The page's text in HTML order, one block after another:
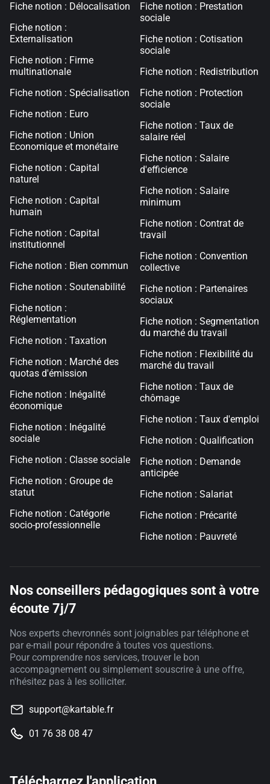
Fiche notion : Délocalisation
Fiche notion :
Externalisation
Fiche notion : Firme
multinationale
Fiche notion : Spécialisation
Fiche notion : Euro
Fiche notion : Union
Economique et monétaire
Fiche notion : Capital
naturel
Fiche notion : Capital
humain
Fiche notion : Capital
institutionnel
Fiche notion : Bien commun
Fiche notion : Soutenabilité
Fiche notion :
Réglementation
Fiche notion : Taxation
Fiche notion : Marché des
quotas d'émission
Fiche notion : Inégalité
économique
Fiche notion : Inégalité
sociale
Fiche notion : Classe sociale
Fiche notion : Groupe de
statut
Fiche notion : Catégorie
socio-professionnelle
Fiche notion : Prestation
sociale
Fiche notion : Cotisation
sociale
Fiche notion : Redistribution
Fiche notion : Protection
sociale
Fiche notion : Taux de
salaire réel
Fiche notion : Salaire
d'efficience
Fiche notion : Salaire
minimum
Fiche notion : Contrat de
travail
Fiche notion : Convention
collective
Fiche notion : Partenaires
sociaux
Fiche notion : Segmentation
du marché du travail
Fiche notion : Flexibilité du
marché du travail
Fiche notion : Taux de
chômage
Fiche notion : Taux d'emploi
Fiche notion : Qualification
Fiche notion : Demande
anticipée
Fiche notion : Salariat
Fiche notion : Précarité
Fiche notion : Pauvreté
Nos conseillers pédagogiques sont à votre
écoute 7j/7
Nos experts chevronnés sont joignables par téléphone et
par e-mail pour répondre à toutes vos questions.
Pour comprendre nos services, trouver le bon
accompagnement ou simplement souscrire à une offre,
n'hésitez pas à les solliciter.
support@kartable.fr
01 76 38 08 47